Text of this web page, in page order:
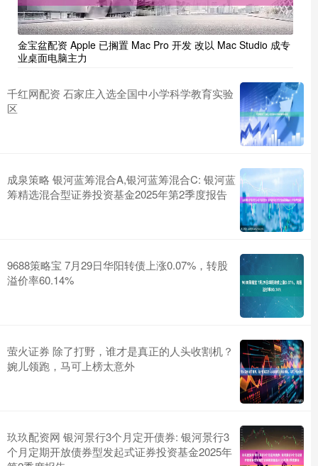
金宝盆配资 Apple 已搁置 Mac Pro 开发 改以 Mac Studio 成专
业桌面电脑主力
千红网配资 ​石家庄入选全国中小学科学教育实验
区
成泉策略 银河蓝筹混合A,银河蓝筹混合C: 银河蓝
筹精选混合型证券投资基金2025年第2季度报告
9688策略宝 7月29日华阳转债上涨0.07%，转股
溢价率60.14%
萤火证券 除了打野，谁才是真正的人头收割机？
婉儿领跑，马可上榜太意外
玖玖配资网 银河景行3个月定开债券: 银河景行3
个月定期开放债券型发起式证券投资基金2025年